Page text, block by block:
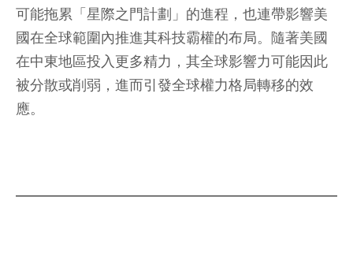
可能拖累「星際之門計劃」的進程，也連帶影響美
國在全球範圍內推進其科技霸權的布局。隨著美國
在中東地區投入更多精力，其全球影響力可能因此
被分散或削弱，進而引發全球權力格局轉移的效
應。